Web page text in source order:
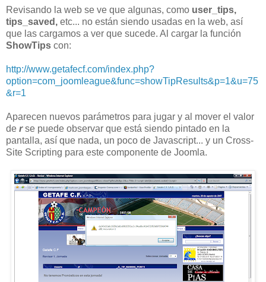
Revisando la web se ve que algunas, como user_tips,
tips_saved, etc... no están siendo usadas en la web, así
que las cargamos a ver que sucede. Al cargar la función
ShowTips con:
http://www.getafecf.com/index.php?
option=com_joomleague&func=showTipResults&p=1&u=75
&r=1
Aparecen nuevos parámetros para jugar y al mover el valor
de rse puede observar que está siendo pintado en la
pantalla, así que nada, un poco de Javascript... y un Cross-
Site Scripting para este componente de Joomla.